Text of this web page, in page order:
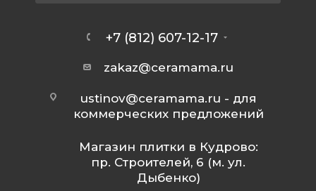
+7 (812) 607-12-17
zakaz@ceramama.ru
ustinov@ceramama.ru - для
коммерческих предложений
Магазин плитки в Кудрово:
пр. Строителей, 6 (м. ул.
Дыбенко)